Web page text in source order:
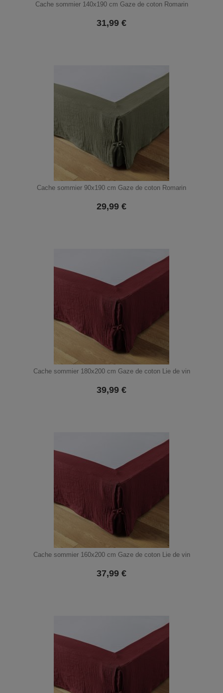
Cache sommier 140x190 cm Gaze de coton Romarin
31,99 €
Cache sommier 90x190 cm Gaze de coton Romarin
29,99 €
Cache sommier 180x200 cm Gaze de coton Lie de vin
39,99 €
Cache sommier 160x200 cm Gaze de coton Lie de vin
37,99 €